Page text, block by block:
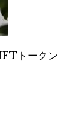
トークン